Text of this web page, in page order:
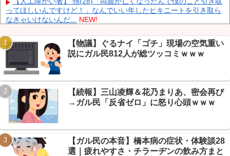
シア「700km延伸計画！（実質中止」→ NEW!
Powered by livedoor 相互RSS
ってほしいんですけど！」なんでいい年したヒキニートを引き取ら
なきゃいけないんだ... NEW!
ｗｗｗ NEW!
【放送事故】 昔のドラマのレ◯プシーン、今見るとアウトすぎ
NEW!
【悲報】NGT48板民、新曲発表の日に他店ケンカ祭り→「今日は
大事な日だろ」ｗ NEW!
【速報】NGT48・6期生、SR個人配信が8/8ついに解禁→板民
「泥舟に光がｗ」
NEW!
エネ夫に離婚を突きつけたら私の職場(法律事務所)に乗り込んで
きた 堂々と「離婚の法律相談です。母の薦めでこちらに参りまし
た」と言っているが、... NEW!
【保存版】マイナ保険証、本当に慣れた？→年収バレ・暗証番号
の本音がエッヂで炸裂ｗｗｗ NEW!
【物議】ぐるナイ「ゴチ」現場の空気重い
説にガル民812人が総ツッコミｗｗｗ
【続報】三山凌輝＆花乃まりあ、密会再び
→ガル民「反省ゼロ」に怒り心頭ｗｗｗ
【ガル民の本音】橋本病の症状・体験談28
選｜疲れやすさ・チラーヂンの飲み方まと